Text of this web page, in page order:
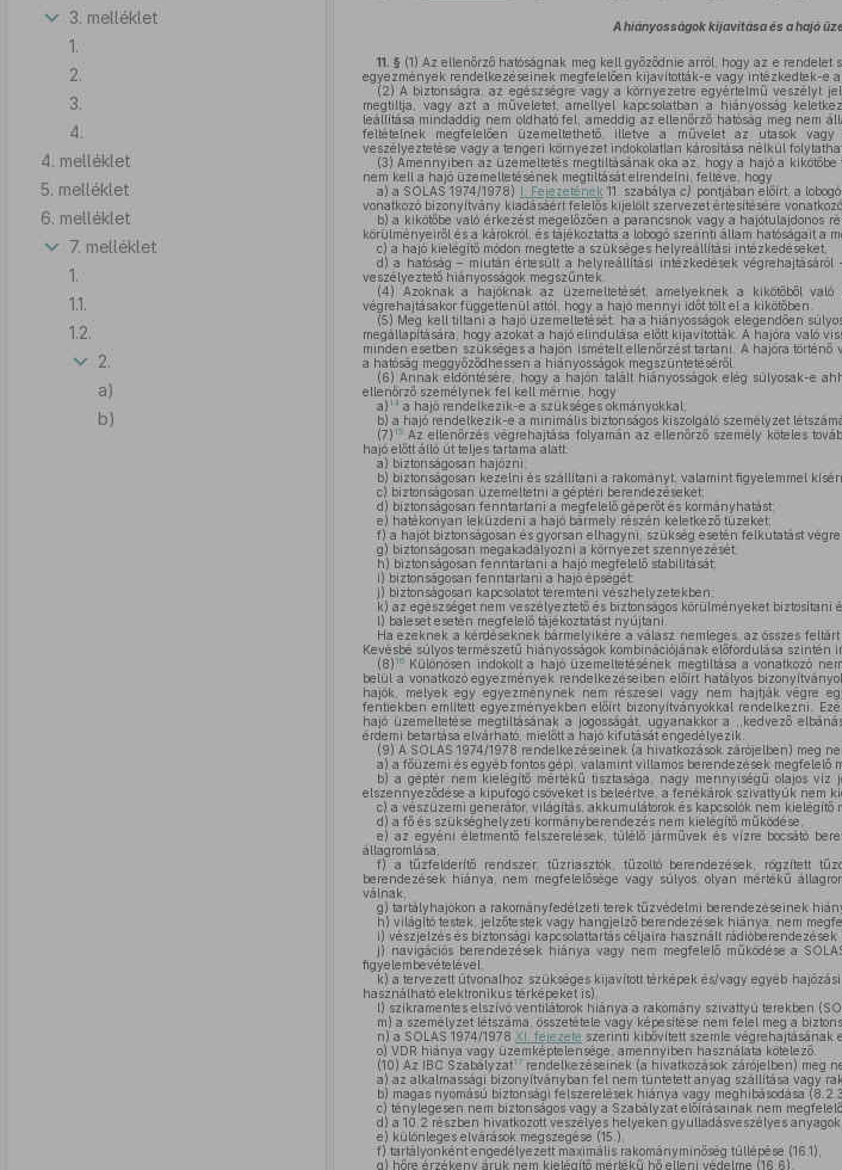
3. melléklet
1.
2.
3.
4.
4. melléklet
5. melléklet
6. melléklet
7. melléklet
1.
1.1.
1.2.
2.
a)
b)
A hiányosságok kijavítása és a hajó
11. § (1) Az ellenőrző hatóságnak meg kell győződnie arról, hogy az e
egyezmények rendelkezéseinek megfelelően kijavították-e vagy intézkedtek-e a
(2) A biztonságra, az egészségre vagy a környezetre egyértelmű veszélyt
megtiltja, vagy azt a műveletet, amellyel kapcsolatban a hiányosság
leállítása mindaddig nem oldható fel, ameddig az ellenőrző hatóság meg nem
feltételnek megfelelően üzemeltethető, illetve a művelet az utasok
veszélyeztetése vagy a tengeri környezet indokolatlan károsítása nélkül
(3) Amennyiben az üzemeltetés megtiltásának oka az, hogy a hajó a
nem kell a hajó üzemeltetésének megtiltását elrendelni, feltéve, hogy
a) a SOLAS 1974/1978) I. Fejezetének 11. szabályac) pontjában előírt, a
vonatkozó bizonyítvány kiadásáért felelős kijelölt szervezet értesítésére
b) a kikötőbe való érkezést megelőzően a parancsnok vagy a hajótulajdonos
körülményeiről és a károkról, és tájékoztatta a lobogó szerinti állam hatóságait a
c) a hajó kielégítő módon megtette a szükséges helyreállítási intézkedéseket,
d) a hatóság – miután értesült a helyreállítási intézkedések végrehajtásáról
veszélyeztető hiányosságok megszűntek.
(4) Azoknak a hajóknak az üzemeltetését, amelyeknek a kikötőből
végrehajtásakor függetlenül attól, hogy a hajó mennyi időt tölt el a kikötőben.
(5) Meg kell tiltani a hajó üzemeltetését, ha a hiányosságok elegendően
megállapítására, hogy azokat a hajó elindulása előtt kijavították. A hajóra való
minden esetben szükséges a hajón ismételt ellenőrzést tartani. A hajóra
a hatóság meggyőződhessen a hiányosságok megszüntetéséről.
(6) Annak eldöntésére, hogy a hajón talált hiányosságok elég súlyosak-e
ellenőrző személynek fel kell mérnie, hogy
a) 14a hajó rendelkezik-e a szükséges okmányokkal;
b) a hajó rendelkezik-e a minimális biztonságos kiszolgáló személyzet
(7) 15Az ellenőrzés végrehajtása folyamán az ellenőrző személy köteles
hajó előtt álló út teljes tartama alatt:
a) biztonságosan hajózni;
b) biztonságosan kezelni és szállítani a rakományt, valamint figyelemmel
c) biztonságosan üzemeltetni a géptéri berendezéseket;
d) biztonságosan fenntartani a megfelelő géperőt és kormányhatást;
e) hatékonyan leküzdeni a hajó bármely részén keletkező tüzeket;
f) a hajót biztonságosan és gyorsan elhagyni, szükség esetén felkutatást
g) biztonságosan megakadályozni a környezet szennyezését;
h) biztonságosan fenntartani a hajó megfelelő stabilitását;
i) biztonságosan fenntartani a hajó épségét;
j) biztonságosan kapcsolatot teremteni vészhelyzetekben;
k) az egészséget nem veszélyeztető és biztonságos körülményeket biztosítani
l) baleset esetén megfelelő tájékoztatást nyújtani.
Ha ezeknek a kérdéseknek bármelyikére a válasz nemleges, az összes
Kevésbé súlyos természetű hiányosságok kombinációjának előfordulása szintén
(8) 16Különösen indokolt a hajó üzemeltetésének megtiltása a vonatkozó
belül a vonatkozó egyezmények rendelkezéseiben előírt hatályos
hajók, melyek egy egyezménynek nem részesei vagy nem hajtják végre
fentiekben említett egyezményekben előírt bizonyítványokkal rendelkezni.
hajó üzemeltetése megtiltásának a jogosságát, ugyanakkor a ,,kedvező
érdemi betartása elvárható, mielőtt a hajó kifutását engedélyezik.
(9) A SOLAS 1974/1978 rendelkezéseinek (a hivatkozások zárójelben) meg
a) a főüzemi és egyéb fontos gépi, valamint villamos berendezések megfelelő
b) a géptér nem kielégítő mértékű tisztasága, nagy mennyiségű olajos víz
elszennyeződése a kipufogó csöveket is beleértve, a fenékárok szivattyúk nem
c) a vészüzemi generátor, világítás, akkumulátorok és kapcsolók nem kielégítő
d) a fő és szükséghelyzeti kormányberendezés nem kielégítő működése,
e) az egyéni életmentő felszerelések, túlélő járművek és vízre bocsátó
állagromlása,
f) a tűzfelderítő rendszer, tűzriasztók, tűzoltó berendezések, rögzített
berendezések hiánya, nem megfelelősége vagy súlyos, olyan mértékű
válnak,
g) tartályhajókon a rakományfedélzeti terek tűzvédelmi berendezéseinek
h) világító testek, jelzőtestek vagy hangjelző berendezések hiánya, nem
i) vészjelzés és biztonsági kapcsolattartás céljaira használt
j) navigációs berendezések hiánya vagy nem megfelelő működése a
figyelembevételével,
k) a tervezett útvonalhoz szükséges kijavított térképek és/vagy egyéb
használható elektronikus térképeket is),
l) szikramentes elszívó ventilátorok hiánya a rakomány szivattyú terekben
m) a személyzet létszáma, összetétele vagy képesítése nem felel meg a
n) a SOLAS 1974/1978 XI. fejezete szerinti kibővített szemle végrehajtásának
o) VDR hiánya vagy üzemképtelensége, amennyiben használata kötelező.
(10) Az IBC Szabályzat17rendelkezéseinek (a hivatkozások zárójelben) meg
a) az alkalmassági bizonyítványban fel nem tüntetett anyag szállítása vagy
b) magas nyomású biztonsági felszerelések hiánya vagy meghibásodása
c) ténylegesen nem biztonságos vagy a Szabályzat előírásainak nem
d) a 10.2 részben hivatkozott veszélyes helyeken gyulladásveszélyes anyagok
e) különleges elvárások megszegése (15.),
f) tartályonként engedélyezett maximális rakományminőség túllépése (16.1),
g) hőre érzékeny áruk nem kielégítő mértékű hő elleni védelme (16.6).